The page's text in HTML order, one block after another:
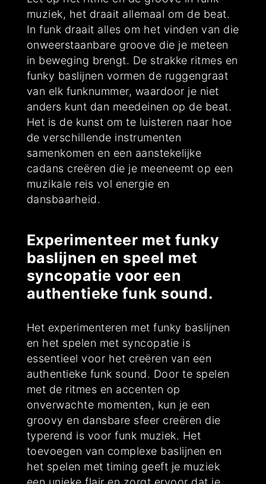
muziek, het draait allemaal om de beat.
In funk draait alles om het vinden van die
onweerstaanbare groove die je meteen
in beweging brengt. De strakke ritmes en
funky baslijnen vormen de ruggengraat
van elk funknummer, waardoor je niet
anders kunt dan meedeinen op de beat.
Het is de kunst om te luisteren naar hoe
de verschillende instrumenten
samenkomen en een aanstekelijke
cadans creëren die je meeneemt op een
muzikale reis vol energie en
dansbaarheid.
Experimenteer met funky
baslijnen en speel met
syncopatie voor een
authentieke funk sound.
Het experimenteren met funky baslijnen
en het spelen met syncopatie is
essentieel voor het creëren van een
authentieke funk sound. Door te spelen
met de ritmes en accenten op
onverwachte momenten, kun je een
groovy en dansbare sfeer creëren die
typerend is voor funk muziek. Het
toevoegen van complexe baslijnen en
het spelen met timing geeft je muziek